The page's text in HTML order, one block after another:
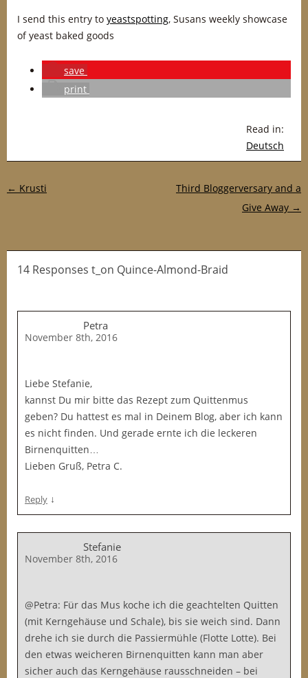
I send this entry to yeastspotting, Susans weekly showcase
of yeast baked goods
save
print
Read in:
Deutsch
Post navigation
← Krusti
Third Bloggerversary and a
Give Away →
14 Responses t_on Quince-Almond-Braid
Petra
November 8th, 2016
Liebe Stefanie,
kannst Du mir bitte das Rezept zum Quittenmus
geben? Du hattest es mal in Deinem Blog, aber ich kann
es nicht finden. Und gerade ernte ich die leckeren
Birnenquitten…
Lieben Gruß, Petra C.
Reply ↓
Stefanie
November 8th, 2016
@Petra: Für das Mus koche ich die geachtelten Quitten
(mit Kerngehäuse und Schale), bis sie weich sind. Dann
drehe ich sie durch die Passiermühle (Flotte Lotte). Bei
den etwas weicheren Birnenquitten kann man aber
sicher auch das Kerngehäuse rausschneiden – bei